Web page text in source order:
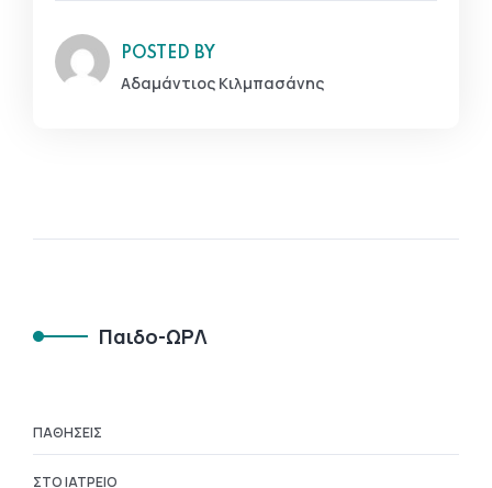
POSTED BY
Αδαμάντιος Κιλμπασάνης
Παιδο-ΩΡΛ
ΠΑΘΉΣΕΙΣ
ΣΤΟ ΙΑΤΡΕΊΟ